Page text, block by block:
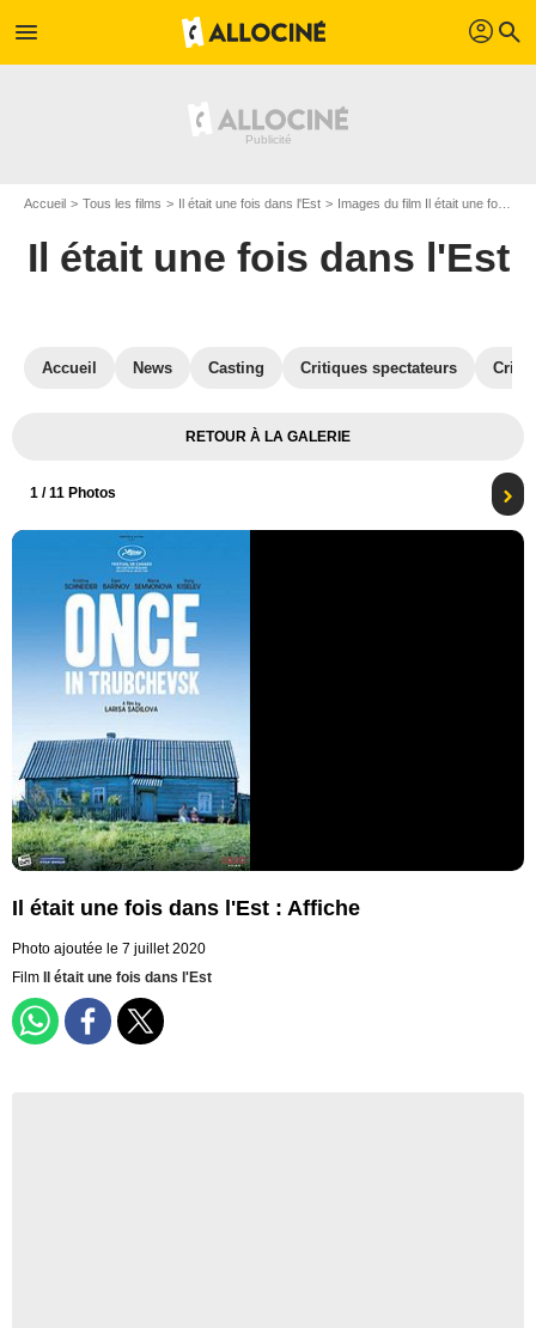
menu profil search
Accueil Tous les films Il était une fois dans l'Est Images du film Il était une fois dans l'Est
Il était une fois dans l'Est
Accueil News Casting Critiques spectateurs
RETOUR À LA GALERIE
1 / 11 Photos
Il était une fois dans l'Est : Affiche
Photo ajoutée le 7 juillet 2020
Film
Il était une fois dans l'Est